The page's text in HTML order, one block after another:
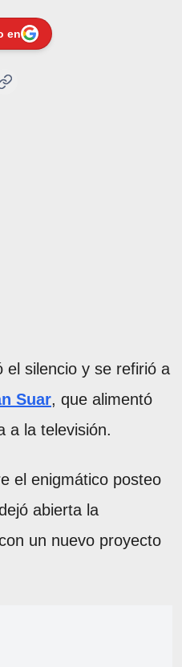
en
el silencio y se refirió a
Suar, que alimentó
a la televisión.
el enigmático posteo
abierta la
un nuevo proyecto